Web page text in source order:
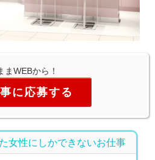
まWEBから！
に応募する
女性にしかできないお仕事